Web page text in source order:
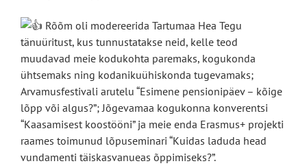
Rõõm oli modereerida Tartumaa Hea Tegu
tänuüritust, kus tunnustatakse neid, kelle teod
muudavad meie kodukohta paremaks, kogukonda
ühtsemaks ning kodanikuühiskonda tugevamaks;
Arvamusfestivali arutelu “Esimene pensionipäev – kõige
lõpp või algus?”; Jõgevamaa kogukonna konverentsi
“Kaasamisest koostööni” ja meie enda Erasmus+ projekti
raames toimunud lõpuseminari “Kuidas laduda head
vundamenti täiskasvanueas õppimiseks?”.